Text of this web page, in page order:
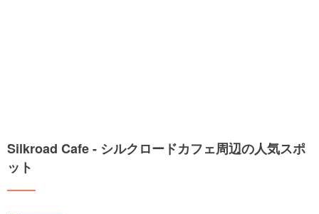
Silkroad Cafe - シルクロードカフェ周辺の人気スポ
ット